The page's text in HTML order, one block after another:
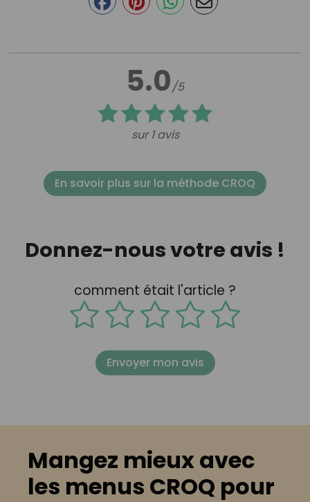
5.0/5
sur 1 avis
En savoir plus sur la méthode CROQ
Donnez-nous votre avis !
comment était l'article ?
Envoyer mon avis
Mangez mieux avec
les menus CROQ pour